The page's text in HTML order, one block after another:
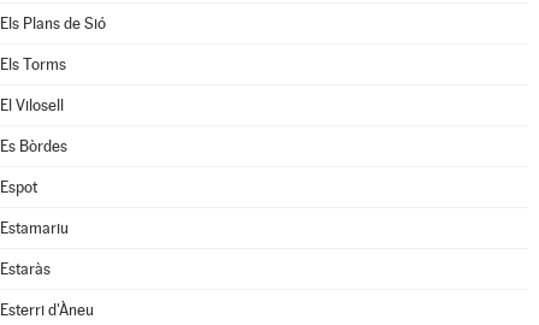
Els Plans de Sió
Els Torms
El Vilosell
Es Bòrdes
Espot
Estamariu
Estaràs
Esterri d'Àneu